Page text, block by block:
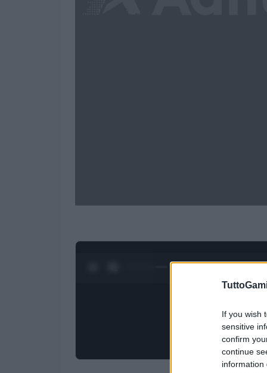
If you wish
sensitive
confirm
continue
information